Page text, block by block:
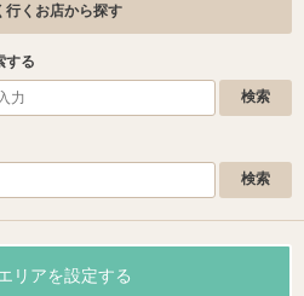
行くお店から探す
する
リアを設定する